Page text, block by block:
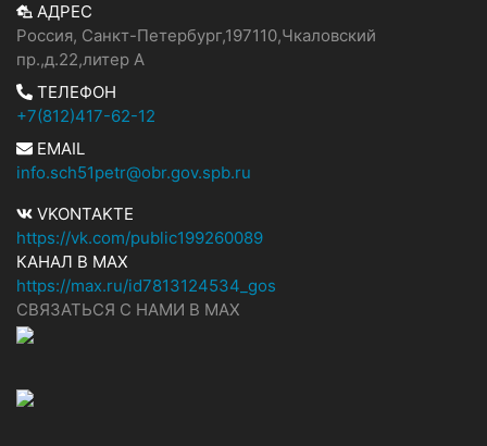
АДРЕС
Россия, Санкт-Петербург,197110,Чкаловский
пр.,д.22,литер А
ТЕЛЕФОН
+7(812)417-62-12
EMAIL
info.sch51petr@obr.gov.spb.ru
VKONTAKTE
https://vk.com/public199260089
КАНАЛ В MAX
https://max.ru/id7813124534_gos
СВЯЗАТЬСЯ С НАМИ В МАХ